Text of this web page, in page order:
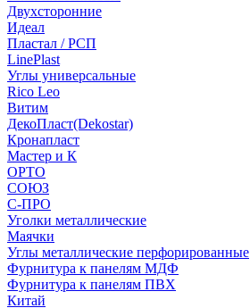
Двухсторонние
Идеал
Пластал / РСП
LinePlast
Углы универсальные
Rico Leo
Витим
ДекоПласт(Dekostar)
Кронапласт
Мастер и К
ОРТО
СОЮЗ
С-ПРО
Уголки металлические
Маячки
Углы металлические перфорированные
Фурнитура к панелям МДФ
Фурнитура к панелям ПВХ
Китай